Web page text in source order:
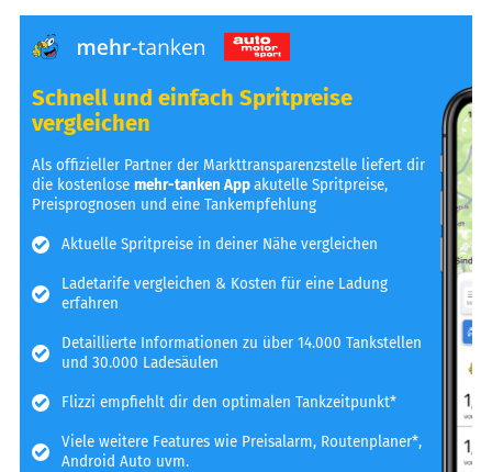
Schnell und einfach Spritpreise
vergleichen
Als offizieller Partner der Markttransparenzstelle liefert dir
die kostenlosemehr-tanken Appakutelle Spritpreise,
Preisprognosen und eine Tankempfehlung
Aktuelle Spritpreise in deiner Nähe vergleichen
Ladetarife vergleichen & Kosten für eine Ladung
erfahren
Detaillierte Informationen zu über 14.000 Tankstellen
und 30.000 Ladesäulen
Flizzi empfiehlt dir den optimalen Tankzeitpunkt*
Viele weitere Features wie Preisalarm, Routenplaner*,
Android Auto uvm.